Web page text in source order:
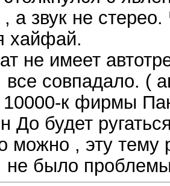
, а звук не
хайфай.
не имеет
совпадало. (
к фирмы
До будет
можно , эту
не было